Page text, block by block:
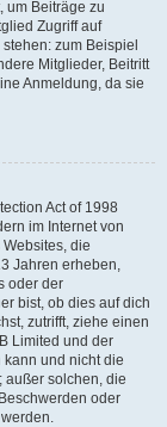
um Beiträge zu
Zugriff auf
zum Beispiel
Mitglieder, Beitritt
Anmeldung, da sie
Act of 1998
im Internet von
die
Jahren erheben,
oder der
bist, ob dies auf dich
zutrifft, ziehe einen
Limited und der
und nicht die
außer solchen, die
oder